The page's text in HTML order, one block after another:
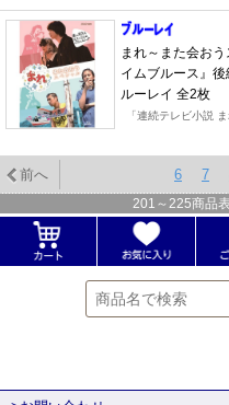
まれ～また会お
イムブルース』
ルーレイ 全2枚
「連続テレビ小説
前へ 6 7
201 ～ 225商品